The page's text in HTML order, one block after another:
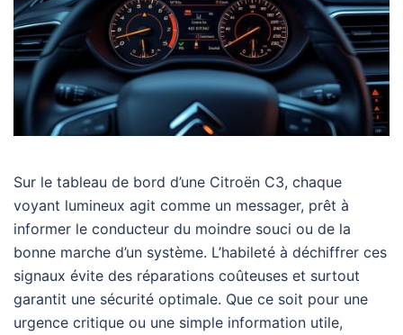
Sur le tableau de bord d’une Citroën C3, chaque
voyant lumineux agit comme un messager, prêt à
informer le conducteur du moindre souci ou de la
bonne marche d’un système. L’habileté à déchiffrer ces
signaux évite des réparations coûteuses et surtout
garantit une sécurité optimale. Que ce soit pour une
urgence critique ou une simple information utile,